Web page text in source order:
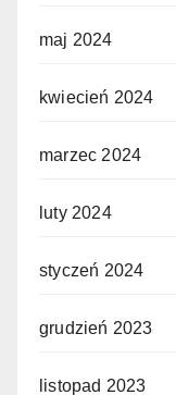
maj 2024
kwiecień 2024
marzec 2024
luty 2024
styczeń 2024
grudzień 2023
listopad 2023